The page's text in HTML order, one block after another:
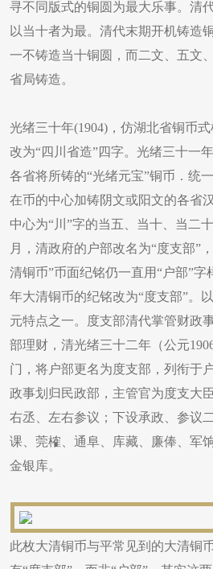
寻不同版式的铜圆为最大乐事。清
以当十者为最。清代末期开机铸造
一不铸造当十铜圆，而二文、五文
省局铸造。
光绪三十年(1904)，仿湖北省铜币
改为“四川省造”四字。光绪三十一
各省将所铸的“光绪元宝”铜币．统
在币的中心加铸阴文或阳文的各省
中心为“川”字的当五、当十、当二
月，清政府的户部改名为“度支部”
清铜币”币面纪铭仍一直用“户部”
年大清铜币的纪铭改为“度支部”。
元特点之一。度支部清代掌管财政
部理财，清光绪三十二年（公元
门，将户部更名为度支部，列衔于
政事划归民政部，主管官为度支大
右丞、左右参议；下设承政、参议
课、莞榷、通阜、库藏、廉俸、军
金银库。
此枚大清铜币与平常见到的大清铜